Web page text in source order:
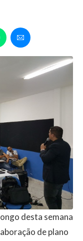
desta semana
de plano